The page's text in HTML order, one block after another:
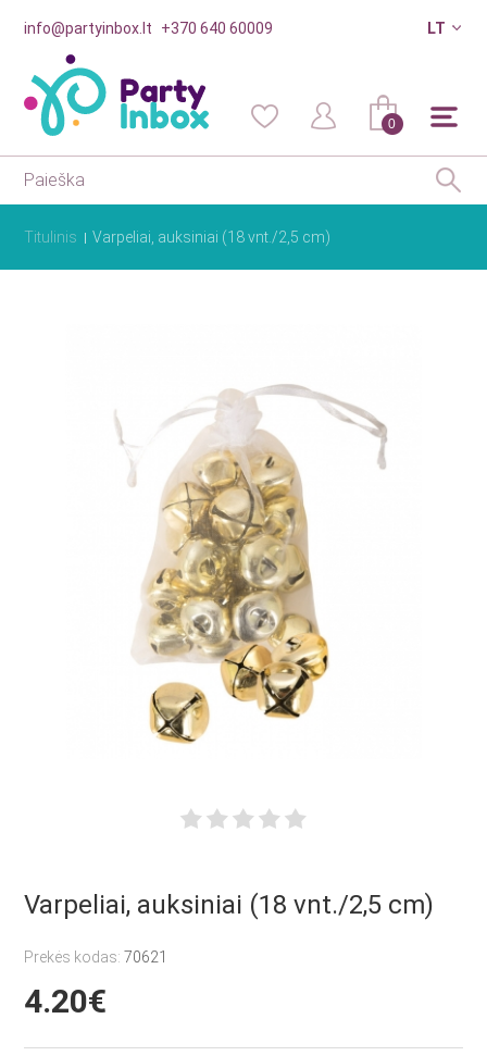
info@partyinbox.lt +370 640 60009 LT
0
Titulinis Varpeliai, auksiniai (18 vnt./2,5 cm)
Varpeliai, auksiniai (18 vnt./2,5 cm)
Prekės kodas:70621
4.20€